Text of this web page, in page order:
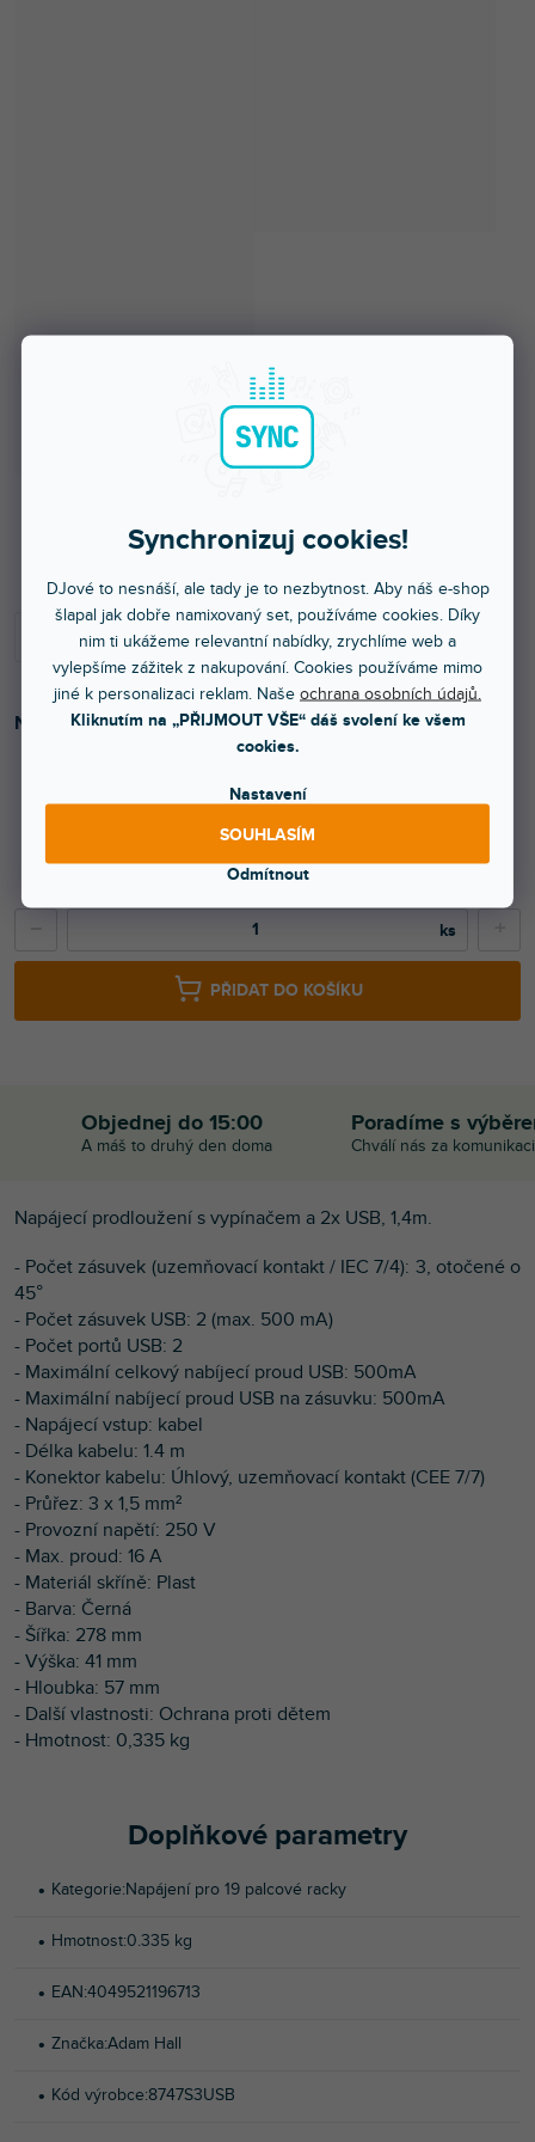
Synchronizuj cookies!
DJové to nesnáší, ale tady je to nezbytnost. Aby náš e-shop
šlapal jak dobře namixovaný set, používáme cookies. Díky
nim ti ukážeme relevantní nabídky, zrychlíme web a
vylepšíme zážitek z nakupování. Cookies používáme mimo
jiné k personalizaci reklam. Naše ochrana osobních údajů.
Kliknutím na „PŘIJMOUT VŠE“ dáš svolení ke všem
cookies.
Nastavení
Odmítnout
SOUHLASÍM
330 Kč bez DPH
Skladem na prodejně
PŘIDAT DO KOŠÍKU
Napájecí prodloužení s vypínačem a 2x USB, 1,4m.
Objednej do 15:00
A máš to druhý den doma
Poradíme s
Chválí nás za komunikaci
Napájecí prodloužení s vypínačem a 2x USB, 1,4m.
- Počet zásuvek (uzemňovací kontakt / IEC 7/4): 3, otočené o
45°
- Počet zásuvek USB: 2 (max. 500 mA)
- Počet portů USB: 2
- Maximální celkový nabíjecí proud USB: 500mA
- Maximální nabíjecí proud USB na zásuvku: 500mA
- Napájecí vstup: kabel
- Délka kabelu: 1.4 m
- Konektor kabelu: Úhlový, uzemňovací kontakt (CEE 7/7)
- Průřez: 3 x 1,5 mm²
- Provozní napětí: 250 V
- Max. proud: 16 A
- Materiál skříně: Plast
- Barva: Černá
- Šířka: 278 mm
- Výška: 41 mm
- Hloubka: 57 mm
- Další vlastnosti: Ochrana proti dětem
- Hmotnost: 0,335 kg
Doplňkové parametry
Kategorie:Napájení pro 19 palcové racky
Hmotnost:0.335 kg
EAN:4049521196713
Značka:Adam Hall
Kód výrobce:8747S3USB